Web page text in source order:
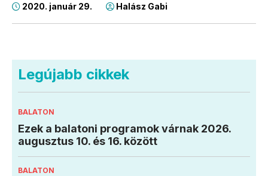
2020. január 29. Halász Gabi
Legújabb cikkek
BALATON
Ezek a balatoni programok várnak 2026.
augusztus 10. és 16. között
BALATON